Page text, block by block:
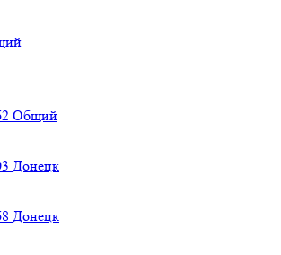
Общий
Донецк
Донецк